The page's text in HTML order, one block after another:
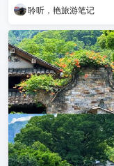
方 #公路上的风景 #一
走就走
聆听，艳旅游笔记